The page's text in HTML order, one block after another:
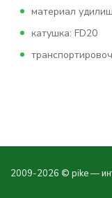
материал
катушка: FD20
2009-2026 © pike —